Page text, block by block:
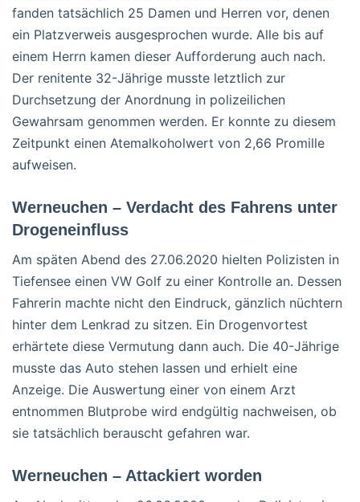
fanden tatsächlich 25 Damen und Herren vor, denen
ein Platzverweis ausgesprochen wurde. Alle bis auf
einem Herrn kamen dieser Aufforderung auch nach.
Der renitente 32-Jährige musste letztlich zur
Durchsetzung der Anordnung in polizeilichen
Gewahrsam genommen werden. Er konnte zu diesem
Zeitpunkt einen Atemalkoholwert von 2,66 Promille
aufweisen.
Werneuchen – Verdacht des Fahrens unter
Drogeneinfluss
Am späten Abend des 27.06.2020 hielten Polizisten in
Tiefensee einen VW Golf zu einer Kontrolle an. Dessen
Fahrerin machte nicht den Eindruck, gänzlich nüchtern
hinter dem Lenkrad zu sitzen. Ein Drogenvortest
erhärtete diese Vermutung dann auch. Die 40-Jährige
musste das Auto stehen lassen und erhielt eine
Anzeige. Die Auswertung einer von einem Arzt
entnommen Blutprobe wird endgültig nachweisen, ob
sie tatsächlich berauscht gefahren war.
Werneuchen – Attackiert worden